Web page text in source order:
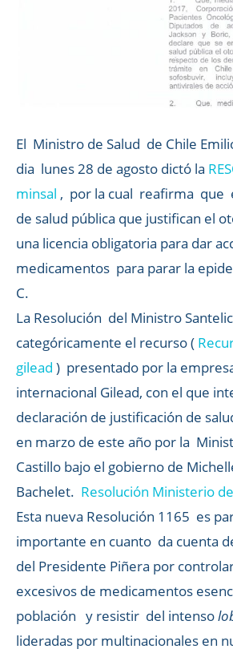
El Ministro de Salud de Chile
dia lunes 28 de agosto dictó la
minsal , por la cual reafirma que
de salud pública que justifican el
una licencia obligatoria para dar
medicamentos para parar la
C.
La Resolución del Ministro
categóricamente el recurso (
gilead ) presentado por la
internacional Gilead, con el que
declaración de justificación de
en marzo de este año por la
Castillo bajo el gobierno de
Bachelet. Resolución Ministerio
Esta nueva Resolución 1165 es
importante en cuanto da cuenta
del Presidente Piñera por
excesivos de medicamentos
población y resistir del intenso
lideradas por multinacionales en